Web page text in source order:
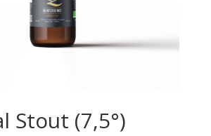
Stout (7,5°)